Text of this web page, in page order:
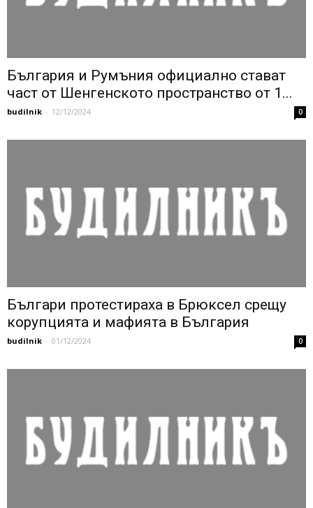
България и Румъния официално стават
част от Шенгенското пространство от 1...
budilnik - 12/12/2024 0
Българи протестираха в Брюксел срещу
корупцията и мафията в България
budilnik - 01/12/2024 0